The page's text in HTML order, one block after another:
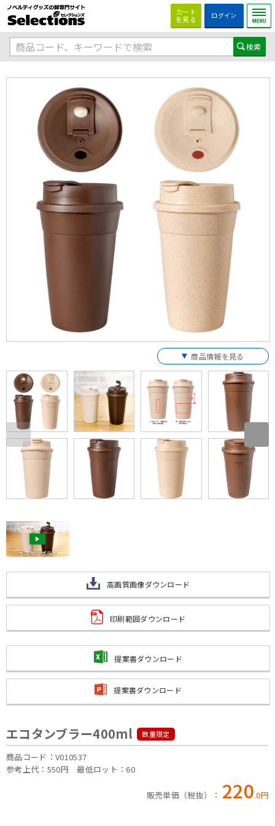
カート
を見る ログイン
商品情報を見る
高画質画像ダウンロード
印刷範囲ダウンロード
提案書ダウンロード
提案書ダウンロード
エコタンブラー400ml 数量限定
商品コード：V010537
参考上代：550円最低ロット：60
販売単価（税抜）： 220.0円